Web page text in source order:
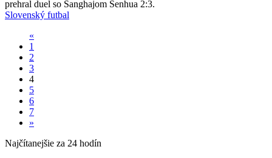
prehral duel so Šanghajom Šenhua 2:3.
Slovenský futbal
«
1
2
3
4
5
6
7
»
Najčítanejšie za 24 hodín